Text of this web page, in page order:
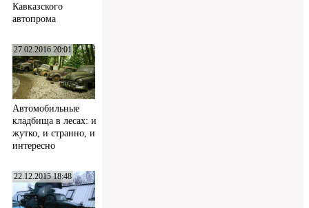
Кавказского
автопрома
27.02.2016 20:01
Автомобильные
кладбища в лесах: и
жутко, и странно, и
интересно
22.12.2015 18:48